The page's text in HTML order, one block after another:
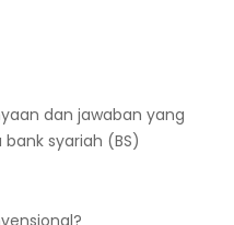
dan jawaban yang
syariah (BS)